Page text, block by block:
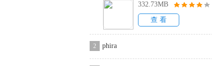
332.73MB
查 看
2 phira